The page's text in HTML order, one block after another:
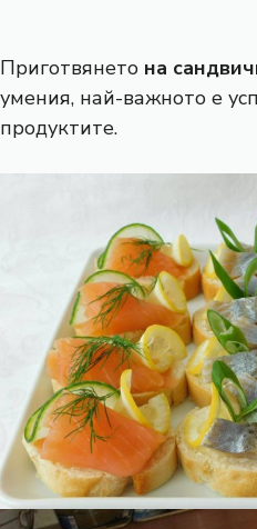
Приготвянето на
умения, най-важното е
продуктите.